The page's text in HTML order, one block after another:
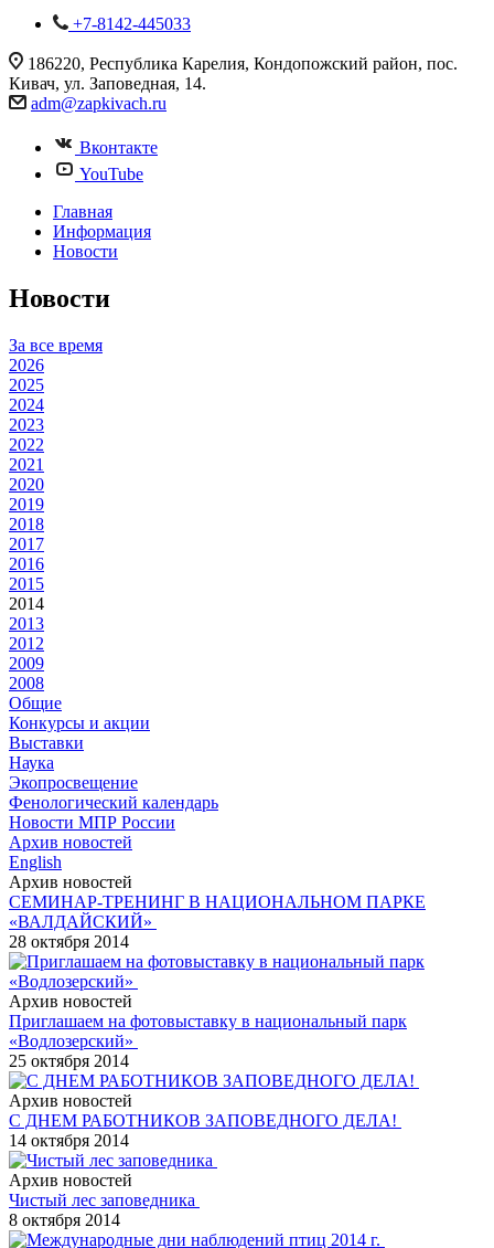
+7-8142-445033
186220, Республика Карелия, Кондопожский район, пос.
Кивач, ул. Заповедная, 14.
adm@zapkivach.ru
Вконтакте
YouTube
Главная
Информация
Новости
Новости
За все время
2026
2025
2024
2023
2022
2021
2020
2019
2018
2017
2016
2015
2014
2013
2012
2009
2008
Общие
Конкурсы и акции
Выставки
Наука
Экопросвещение
Фенологический календарь
Новости МПР России
Архив новостей
English
Архив новостей
СЕМИНАР-ТРЕНИНГ В НАЦИОНАЛЬНОМ ПАРКЕ
«ВАЛДАЙСКИЙ»
28 октября 2014
Архив новостей
Приглашаем на фотовыставку в национальный парк
«Водлозерский»
25 октября 2014
Архив новостей
С ДНЕМ РАБОТНИКОВ ЗАПОВЕДНОГО ДЕЛА!
14 октября 2014
Архив новостей
Чистый лес заповедника
8 октября 2014